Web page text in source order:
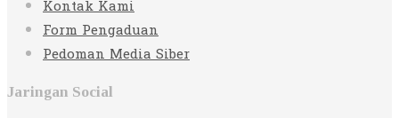
Kontak Kami
Form Pengaduan
Pedoman Media Siber
Jaringan Social